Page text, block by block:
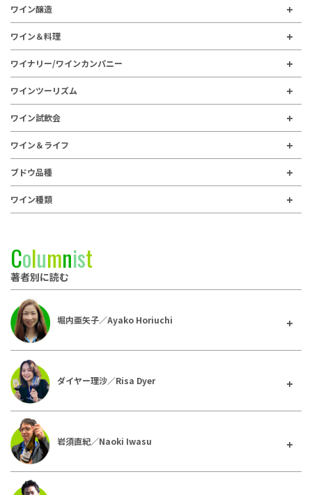
ワイン醸造
ワイン＆料理
ワイナリー/ワインカンパニー
ワインツーリズム
ワイン試飲会
ワイン＆ライフ
ブドウ品種
ワイン種類
Columnist
著者別に読む
堀内亜矢子／Ayako Horiuchi
ダイヤー理沙／Risa Dyer
岩須直紀／Naoki Iwasu